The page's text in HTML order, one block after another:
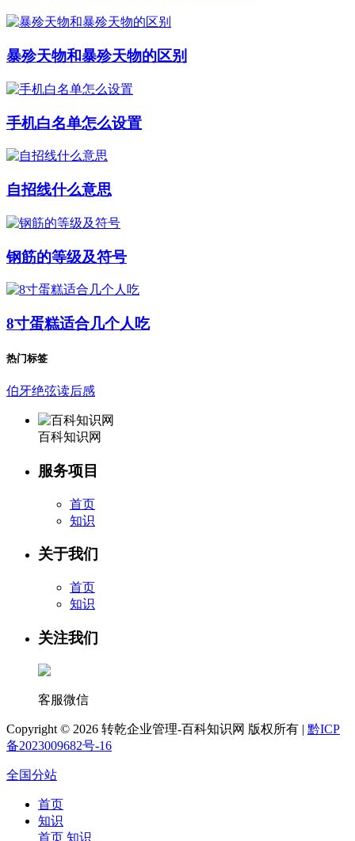
暴殄天物和暴殄天物的区别
手机白名单怎么设置
自招线什么意思
钢筋的等级及符号
8寸蛋糕适合几个人吃
热门标签
伯牙绝弦读后感
百科知识网
服务项目
首页
知识
关于我们
首页
知识
关注我们
客服微信
Copyright © 2026 转乾企业管理-百科知识网 版权所有 | 黔ICP
备2023009682号-16
全国分站
首页
知识
首页 知识